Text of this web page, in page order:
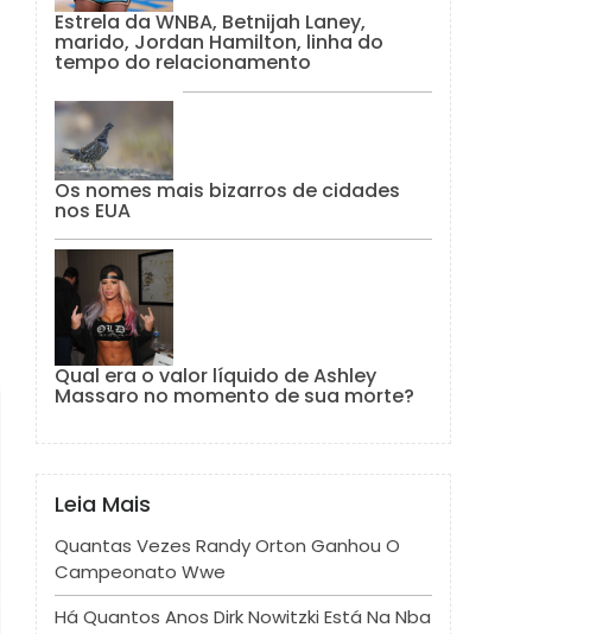
Estrela da WNBA, Betnijah Laney,
marido, Jordan Hamilton, linha do
tempo do relacionamento
Os nomes mais bizarros de cidades
nos EUA
Qual era o valor líquido de Ashley
Massaro no momento de sua morte?
Leia Mais
Quantas Vezes Randy Orton Ganhou O
Campeonato Wwe
Há Quantos Anos Dirk Nowitzki Está Na Nba